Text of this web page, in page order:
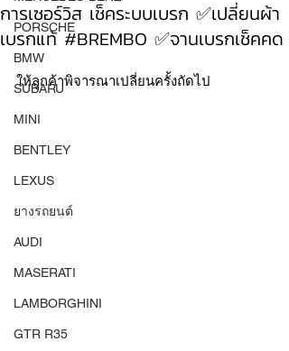
PORSCHE
BMW
SUBARU
MINI
BENTLEY
LEXUS
ยางรถยนต์
AUDI
MASERATI
LAMBORGHINI
GTR R35
การเซอร์วิส เช็คระบบเบรก ✅เปลี่ยนผ้า
เบรกแท้ #BREMBO ✅จานเบรกเช็คคด
ให้ลูกค้าพิจารณาเปลี่ยนครั้งถัดไป